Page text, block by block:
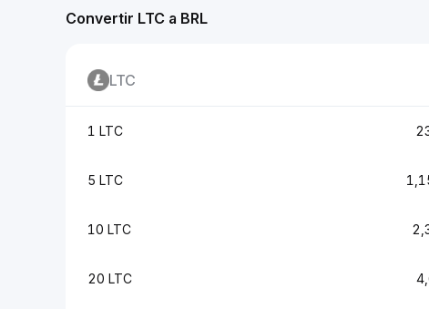
Convertir LTC a BRL
LTC
1 LTC
5 LTC
10 LTC
20 LTC